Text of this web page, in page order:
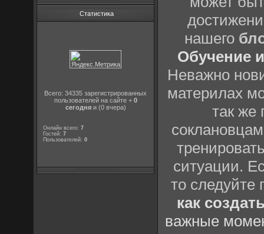
Статистика
Всего: 34335 зарегистрированных
пользователей на сайте + 0
сегодняи (0 вчера)
Онлайн всего:7
Гостей:7
Пользователей:0
нашего
Обучение
Неважно
материлах
так же
ситуации.
то
как
важные